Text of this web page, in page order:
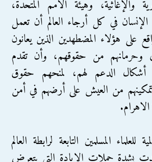
والإغاثية، وهيئة الأمم المتحدة،
في كل أرجاء العالم أن تعمل
على هؤلاء المضطهدين الذين يعانون
وحرمانهم من حقوقهم، وأن تقدم
الدعم لهم، لمنحهم حقوق
من العيش على أرضهم في أمن
للعلماء المسلمين التابعة لرابطة العالم